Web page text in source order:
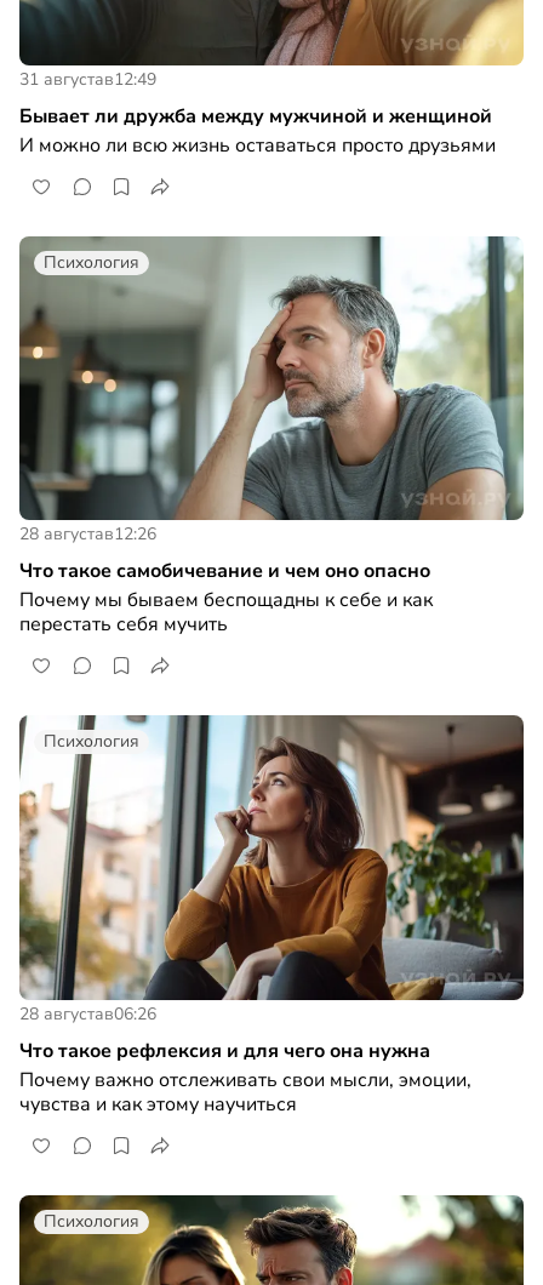
31 августав12:49
Бывает ли дружба между мужчиной и женщиной
И можно ли всю жизнь оставаться просто друзьями
Психология
28 августав12:26
Что такое самобичевание и чем оно опасно
Почему мы бываем беспощадны к себе и как
перестать себя мучить
Психология
28 августав06:26
Что такое рефлексия и для чего она нужна
Почему важно отслеживать свои мысли, эмоции,
чувства и как этому научиться
Психология